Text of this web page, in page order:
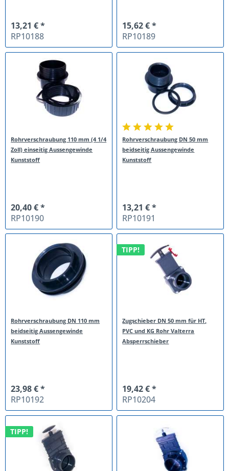
13,21 € *
RP10188
15,62 € *
RP10189
Rohrverschraubung 110 mm (4 1/4
Zoll) einseitig Aussengewinde
Kunststoff
20,40 € *
RP10190
Rohrverschraubung DN 50 mm
beidseitig Aussengewinde
Kunststoff
13,21 € *
RP10191
Rohrverschraubung DN 110 mm
beidseitig Aussengewinde
Kunststoff
23,98 € *
RP10192
TIPP!
Zugschieber DN 50 mm für HT,
PVC und KG Rohr Valterra
Absperrschieber
19,42 € *
RP10204
TIPP!